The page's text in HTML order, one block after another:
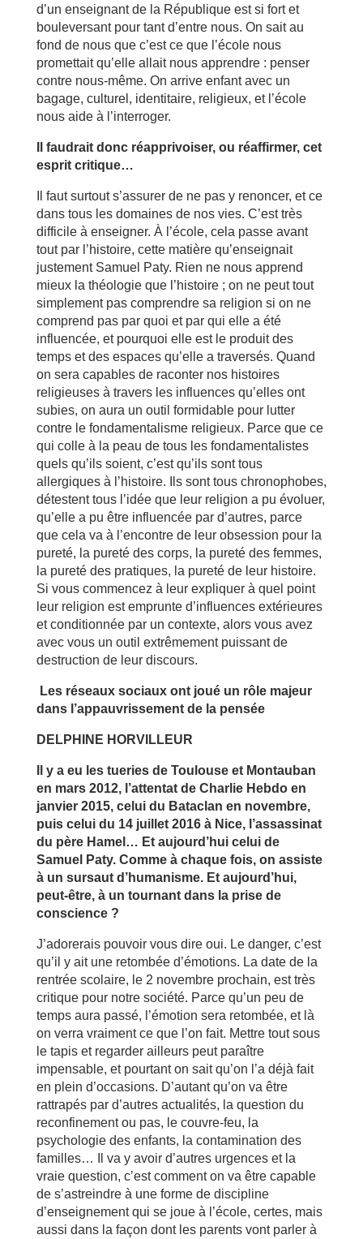
d’un enseignant de la République est si fort et
bouleversant pour tant d’entre nous. On sait au
fond de nous que c’est ce que l’école nous
promettait qu’elle allait nous apprendre : penser
contre nous-même. On arrive enfant avec un
bagage, culturel, identitaire, religieux, et l’école
nous aide à l’interroger.
Il faudrait donc réapprivoiser, ou réaffirmer, cet
esprit critique…
Il faut surtout s’assurer de ne pas y renoncer, et ce
dans tous les domaines de nos vies. C’est très
difficile à enseigner. À l’école, cela passe avant
tout par l’histoire, cette matière qu’enseignait
justement Samuel Paty. Rien ne nous apprend
mieux la théologie que l’histoire ; on ne peut tout
simplement pas comprendre sa religion si on ne
comprend pas par quoi et par qui elle a été
influencée, et pourquoi elle est le produit des
temps et des espaces qu’elle a traversés. Quand
on sera capables de raconter nos histoires
religieuses à travers les influences qu’elles ont
subies, on aura un outil formidable pour lutter
contre le fondamentalisme religieux. Parce que ce
qui colle à la peau de tous les fondamentalistes
quels qu’ils soient, c’est qu’ils sont tous
allergiques à l’histoire. Ils sont tous chronophobes,
détestent tous l’idée que leur religion a pu évoluer,
qu’elle a pu être influencée par d’autres, parce
que cela va à l’encontre de leur obsession pour la
pureté, la pureté des corps, la pureté des femmes,
la pureté des pratiques, la pureté de leur histoire.
Si vous commencez à leur expliquer à quel point
leur religion est emprunte d’influences extérieures
et conditionnée par un contexte, alors vous avez
avec vous un outil extrêmement puissant de
destruction de leur discours.
Les réseaux sociaux ont joué un rôle majeur
dans l’appauvrissement de la pensée
DELPHINE HORVILLEUR
Il y a eu les tueries de Toulouse et Montauban
en mars 2012, l’attentat de Charlie Hebdo en
janvier 2015, celui du Bataclan en novembre,
puis celui du 14 juillet 2016 à Nice, l’assassinat
du père Hamel… Et aujourd’hui celui de
Samuel Paty. Comme à chaque fois, on assiste
à un sursaut d’humanisme. Et aujourd’hui,
peut-être, à un tournant dans la prise de
conscience ?
J’adorerais pouvoir vous dire oui. Le danger, c’est
qu’il y ait une retombée d’émotions. La date de la
rentrée scolaire, le 2 novembre prochain, est très
critique pour notre société. Parce qu’un peu de
temps aura passé, l’émotion sera retombée, et là
on verra vraiment ce que l’on fait. Mettre tout sous
le tapis et regarder ailleurs peut paraître
impensable, et pourtant on sait qu’on l’a déjà fait
en plein d’occasions. D’autant qu’on va être
rattrapés par d’autres actualités, la question du
reconfinement ou pas, le couvre-feu, la
psychologie des enfants, la contamination des
familles… Il va y avoir d’autres urgences et la
vraie question, c’est comment on va être capable
de s’astreindre à une forme de discipline
d’enseignement qui se joue à l’école, certes, mais
aussi dans la façon dont les parents vont parler à